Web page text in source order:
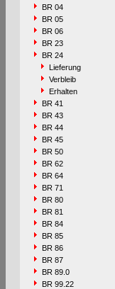
BR 04
BR 05
BR 06
BR 23
BR 24
Lieferung
Verbleib
Erhalten
BR 41
BR 43
BR 44
BR 45
BR 50
BR 62
BR 64
BR 71
BR 80
BR 81
BR 84
BR 85
BR 86
BR 87
BR 89.0
BR 99.22